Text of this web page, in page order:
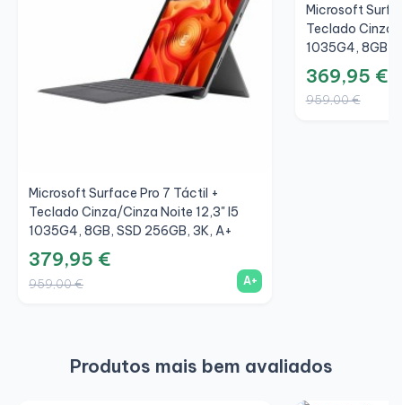
Microsoft Surface Pro 7 Táctil +
Teclado Cinza/Cinza Noite 12,3" I5
1035G4, 8GB, SSD 256GB, 3K, A+
379,95 €
959,00 € A+
Microsoft
Teclado Cinza/
1035G4, 8GB,
369,95 €
959,00 €
Produtos mais bem avaliados